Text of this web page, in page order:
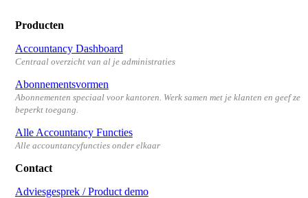
Producten
Accountancy Dashboard
Centraal overzicht van al je administraties
Abonnementsvormen
Abonnementen speciaal voor kantoren. Werk samen met je klanten en geef ze
beperkt toegang.
Alle Accountancy Functies
Alle accountancyfuncties onder elkaar
Contact
Adviesgesprek / Product demo